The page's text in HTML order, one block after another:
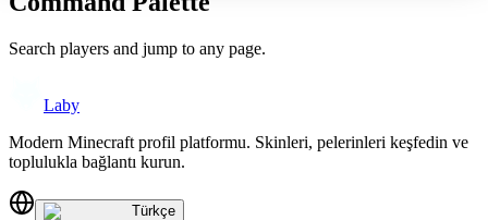
Search players and jump to any page.
Laby
Modern Minecraft profil platformu. Skinleri, pelerinleri keşfedin ve
toplulukla bağlantı kurun.
Türkçe